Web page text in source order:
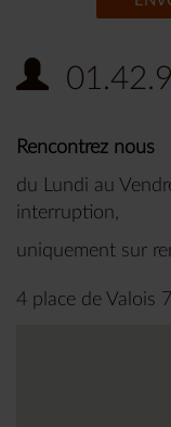
Rencontrez nous
du Lundi au
interruption,
uniquement sur
4 place de Valois